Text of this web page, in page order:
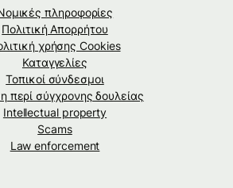
πληροφορίες
Πολιτική Απορρήτου
χρήσης Cookies
Καταγγελίες
Τοπικοί σύνδεσμοι
περί σύγχρονης δουλείας
Intellectual property
Scams
Law enforcement